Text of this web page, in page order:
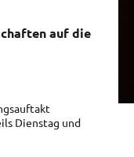
auf die
und